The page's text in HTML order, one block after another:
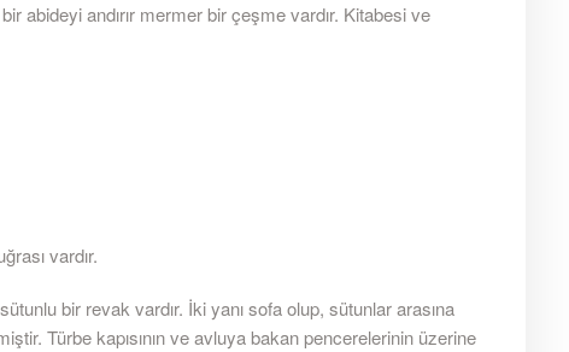
bir abideyi andırır mermer bir çeşme vardır. Kitabesi ve
vardır.
bir revak vardır. İki yanı sofa olup, sütunlar arasına
Türbe kapısının ve avluya bakan pencerelerinin üzerine